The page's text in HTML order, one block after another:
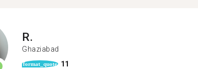
R.
Ghaziabad
format_quote 11